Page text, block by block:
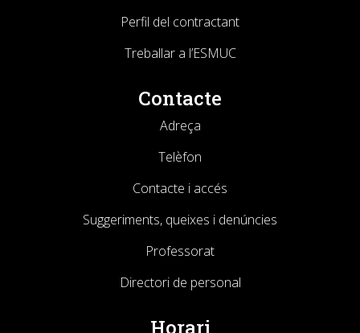
Perfil del contractant
Treballar a l’ESMUC
Contacte
Adreça
Telèfon
Contacte i accés
Suggeriments, queixes i denúncies
Professorat
Directori de personal
Horari